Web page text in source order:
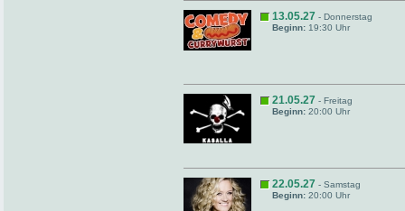
13.05.27 - Donnerstag
Beginn: 19:30 Uhr
21.05.27 - Freitag
Beginn: 20:00 Uhr
22.05.27 - Samstag
Beginn: 20:00 Uhr